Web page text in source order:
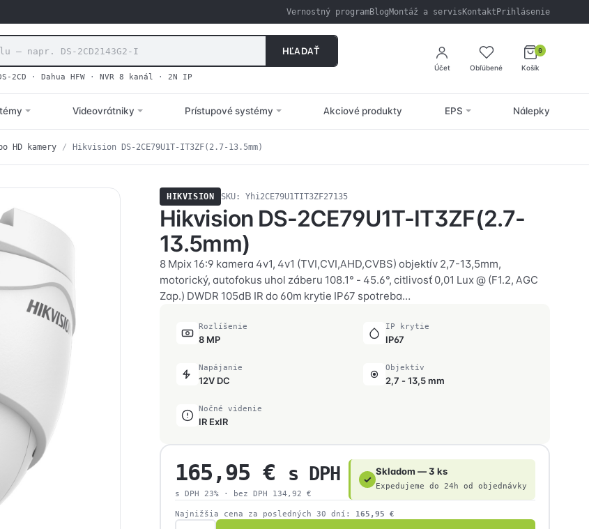
Vernostný programBlogMontáž a servisKontaktPrihlásenie
HĽADAŤ
2CD · Dahua HFW · NVR 8 kanál · 2N IP
Účet Obľúbené Košík
0
Videovrátniky Prístupové systémy Akciové produkty EPS Nálepky
HD kamery / Hikvision DS-2CE79U1T-IT3ZF(2.7-13.5mm)
HIKVISION SKU: Yhi2CE79U1TIT3ZF27135
Hikvision DS-2CE79U1T-IT3ZF(2.7-
13.5mm)
8 Mpix 16:9 kamera 4v1, 4v1 (TVI,CVI,AHD,CVBS) objektív 2,7-13,5mm,
motorický, autofokus uhol záberu 108.1° - 45.6°, citlivosť 0,01 Lux @ (F1.2, AGC
Zap.) DWDR 105dB IR do 60m krytie IP67 spotreba…
Rozlíšenie
8 MP
IP krytie
IP67
Napájanie
12V DC
Objektív
2,7 - 13,5 mm
Nočné videnie
IR ExIR
165,95 € s DPH
s DPH 23% · bez DPH 134,92 €
✓
Skladom — 3 ks
Expedujeme do 24h od objednávky
Najnižšia cena za posledných 30 dní: 165,95 €